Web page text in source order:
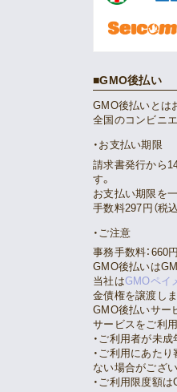
GMO後払い
GMO後払いとは
全国のコンビニ
お支払い期限
請求書発行から
す。
お支払い期限を
手数料297円（税
ご注意
事務手数料：660円
GMO後払いは
当社はGMOペイ
金債権を譲渡しま
GMO後払いサー
サービスをご利用
・ご利用者が未
・ご利用にあた
ない場合がござ
・ご利用限度額は